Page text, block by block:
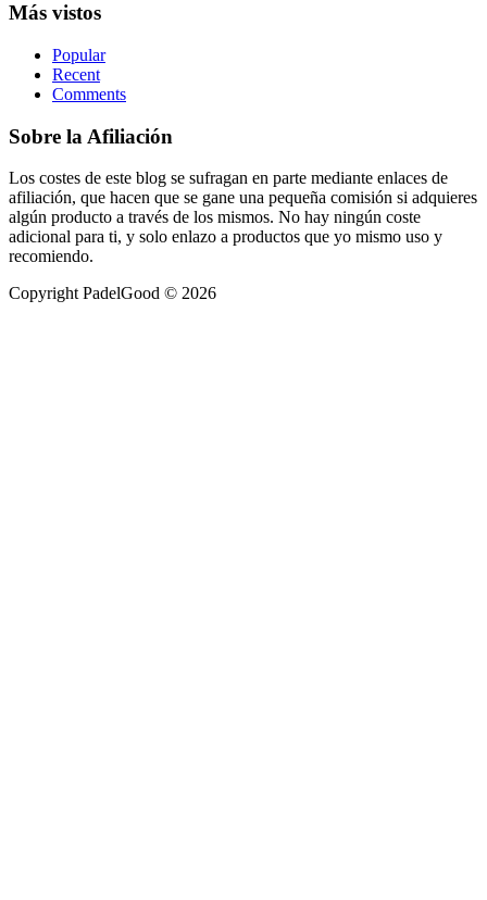
Más vistos
Popular
Recent
Comments
Sobre la Afiliación
Los costes de este blog se sufragan en parte mediante enlaces de
afiliación, que hacen que se gane una pequeña comisión si adquieres
algún producto a través de los mismos. No hay ningún coste
adicional para ti, y solo enlazo a productos que yo mismo uso y
recomiendo.
Copyright PadelGood © 2026